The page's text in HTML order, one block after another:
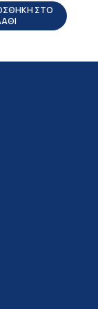
ΣΤΟ